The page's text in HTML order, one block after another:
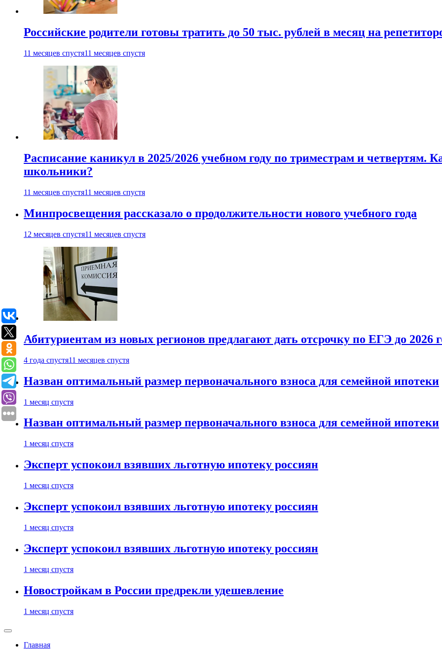
Российские родители готовы тратить до 50 тыс. рублей в месяц на
11 месяцев спустя11 месяцев спустя
Расписание каникул в 2025/2026 учебном году по триместрам и четвертям.
школьники?
11 месяцев спустя11 месяцев спустя
Минпросвещения рассказало о продолжительности нового учебного года
12 месяцев спустя11 месяцев спустя
Абитуриентам из новых регионов предлагают дать отсрочку по ЕГЭ до 2026
4 года спустя11 месяцев спустя
Назван оптимальный размер первоначального взноса для семейной ипотеки
1 месяц спустя
Назван оптимальный размер первоначального взноса для семейной ипотеки
1 месяц спустя
Эксперт успокоил взявших льготную ипотеку россиян
1 месяц спустя
Эксперт успокоил взявших льготную ипотеку россиян
1 месяц спустя
Эксперт успокоил взявших льготную ипотеку россиян
1 месяц спустя
Новостройкам в России предрекли удешевление
1 месяц спустя
Главная